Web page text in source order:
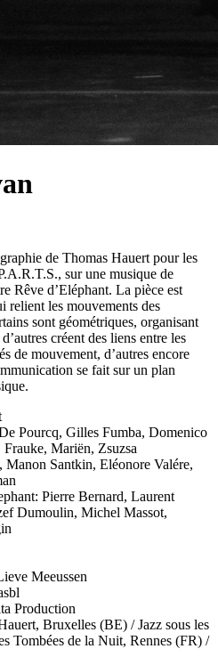
de Thomas Hauert pour les
sur une musique de
Rêve d’Eléphant. La pièce est
relient les mouvements des
sont géométriques, organisant
créent des liens entre les
de mouvement, d’autres encore
se fait sur un plan
Pourcq, Gilles Fumba, Domenico
Mariën, Zsuzsa
Santkin, Eléonore Valére,
Pierre Bernard, Laurent
Dumoulin, Michel Massot,
Meeussen
Production
Bruxelles (BE) / Jazz sous les
Tombées de la Nuit, Rennes (FR) /